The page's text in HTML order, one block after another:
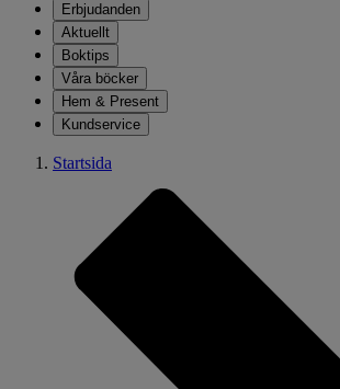
Erbjudanden
Aktuellt
Boktips
Våra böcker
Hem & Present
Kundservice
Startsida